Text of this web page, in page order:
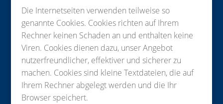
Die Internetseiten verwenden teilweise so
genannte Cookies. Cookies richten auf Ihrem
Rechner keinen Schaden an und enthalten keine
Viren. Cookies dienen dazu, unser Angebot
nutzerfreundlicher, effektiver und sicherer zu
machen. Cookies sind kleine Textdateien, die auf
Ihrem Rechner abgelegt werden und die Ihr
Browser speichert.